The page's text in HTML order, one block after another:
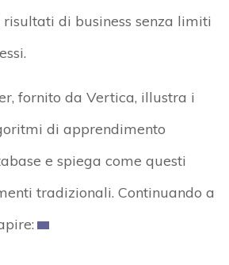
di business senza limiti
fornito da Vertica, illustra i
di apprendimento
e spiega come questi
tradizionali. Continuando a